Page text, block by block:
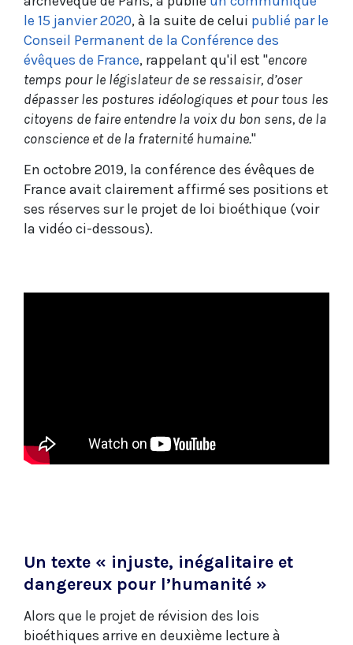
le 15 janvier 2020, à la suite de celui publié par le
Conseil Permanent de la Conférence des
évêques de France, rappelant qu'il est "encore
temps pour le législateur de se ressaisir, d’oser
dépasser les postures idéologiques et pour tous les
citoyens de faire entendre la voix du bon sens, de la
conscience et de la fraternité humaine."
En octobre 2019, la conférence des évêques de
France avait clairement affirmé ses positions et
ses réserves sur le projet de loi bioéthique (voir
la vidéo ci-dessous).
Un texte « injuste, inégalitaire et
dangereux pour l’humanité »
Alors que le projet de révision des lois
bioéthiques arrive en deuxième lecture à